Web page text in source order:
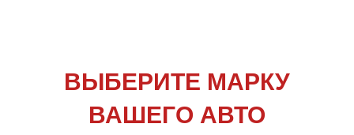
ВЫБЕРИТЕ МАРКУ
ВАШЕГО АВТО